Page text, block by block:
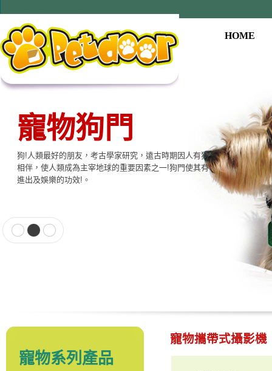
HOME
寵物狗門
狗!人類最好的朋友，考古學家研究，遠古時期因人有狗
相伴，使人類成為主宰地球的重要因素之一!狗門使其有
進出及娛樂的功效!。
寵物用品系列
本公司提供寵物專用相關產品，貓門、狗門、餵食器、
飲水器、寵物專用電子產品…等至尊的品質，大眾的價
格適合各種寵物使用。
寵物系列產品
寵物攜帶式攝影機